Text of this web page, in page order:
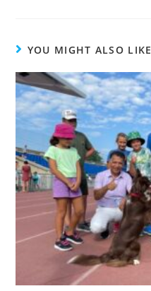
YOU MIGHT ALSO LIKE